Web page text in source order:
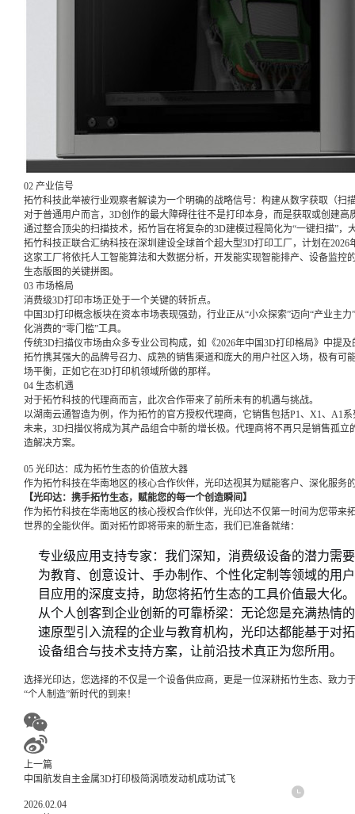
02 产业信号
拓竹科技此举被行业观察者解读为一个明确的战略信号：构建从数字获取（扫
对于普通用户而言，3D创作的最大障碍往往不是打印本身，而是获取或创建高
通过整合顶尖的扫描技术，拓竹旨在将复杂的3D建模过程简化为“一键扫描”，
拓竹科技正联合汇纳科技在深圳建设全球首个超大型3D打印工厂，计划在2026
这家工厂将依托人工智能算法和大数据分析，开发能实现智能排产、设备监控
生态版图的关键拼图。
03 市场格局
消费级3D打印市场正处于一个关键的转折点。
中国3D打印概念板块在资本市场表现强劲，行业正从“小众探索”迈向“产业主力”
化消费的“零门槛”工具。
传统3D扫描仪市场由众多专业公司构成，如《2026年中国3D打印格局》中提
拓竹携其强大的品牌号召力、成熟的销售渠道和庞大的用户社区入场，极有可
场平衡，正如它在3D打印机领域所做的那样。
04 生态机遇
对于拓竹科技的代理商而言，此次合作带来了前所未有的机遇与挑战。
以湖南云通智造为例，作为拓竹的官方授权代理商，它销售包括P1、X1、A1
未来，3D扫描仪将成为其产品组合中新的增长极。代理商将不再只是销售孤立
造解决方案。
05 光印达：成为拓竹生态的价值放大器
作为拓竹科技在华南地区的核心合作伙伴，光印达视其为赋能客户、深化服务
【光印达：携手拓竹生态，赋能您的每一个创造瞬间】
作为拓竹科技在华南地区的核心授权合作伙伴，光印达不仅第一时间为您带来
世界的全能伙伴。面对拓竹即将带来的新生态，我们已准备就绪：
专业级应用支持专家：我们深知，消费级设备的潜力需
为教育、创意设计、手办制作、个性化定制等领域的用
目应用的深度支持，助您将拓竹生态的工具价值最大化。
从个人创客到企业创新的可靠桥梁：无论您是充满热情
速原型引入流程的企业与教育机构，光印达都能基于对
设备组合与技术支持方案，让前沿技术真正为您所用。
选择光印达，您选择的不仅是一个设备供应商，更是一位深耕拓竹生态、致力
“个人制造”新时代的到来！
上一篇
中国航发自主金属3D打印极简涡喷发动机成功试飞
2026.02.04